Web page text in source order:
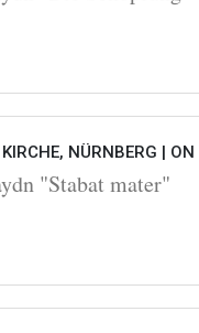
NÜRNBERG | ON
"Stabat mater"